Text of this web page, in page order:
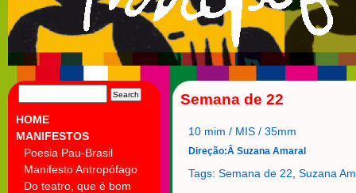
FOR:
HOME
MANIFESTOS
Poesia Pau-Brasil
Manifesto Antropófago
Do teatro, que é bom
Semana de 22
10 mim / MIS / 35mm
Direção:Â Suzana Amaral
Tags: Semana de 22 Suzana